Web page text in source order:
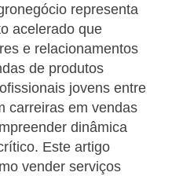
representa
acelerado que
e relacionamentos
de produtos
jovens entre
carreiras em vendas
dinâmica
Este artigo
vender serviços